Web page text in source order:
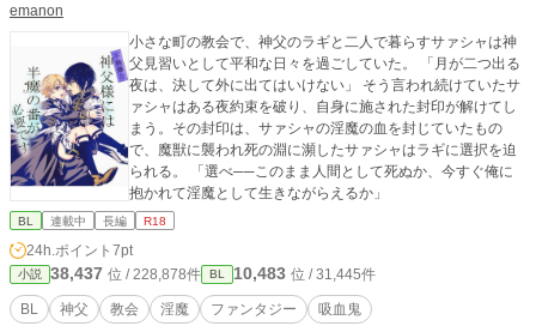
emanon
小さな町の教会で、神父のラギと二人で暮らすサァシャは神
父見習いとして平和な日々を過ごしていた。 「月が二つ出る
夜は、決して外に出てはいけない」 そう言われ続けていたサ
ァシャはある夜約束を破り、自身に施された封印が解けてし
まう。その封印は、サァシャの淫魔の血を封じていたもの
で、魔獣に襲われ死の淵に瀕したサァシャはラギに選択を迫
られる。 「選べ──このまま人間として死ぬか、今すぐ俺に
抱かれて淫魔として生きながらえるか」
BL 連載中 長編 R18
24h.ポイント 7pt
小説 38,437 位 / 228,878件 BL 10,483 位 / 31,445件
BL 神父 教会 淫魔 ファンタジー 吸血鬼